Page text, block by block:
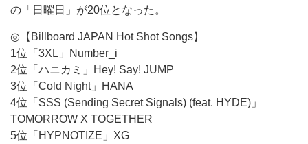
の「日曜日」が20位となった。
◎【Billboard JAPAN Hot Shot Songs】
1位「3XL」Number_i
2位「ハニカミ」Hey! Say! JUMP
3位「Cold Night」HANA
4位「SSS (Sending Secret Signals) (feat. HYDE)」
TOMORROW X TOGETHER
5位「HYPNOTIZE」XG